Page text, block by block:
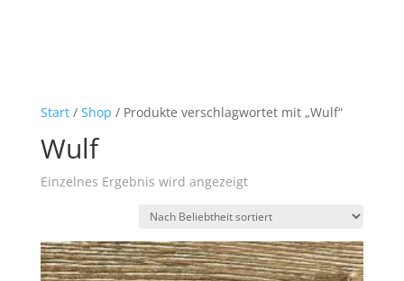
Start/ Shop / Produkte verschlagwortet mit „Wulf“
Wulf
Einzelnes Ergebnis wird angezeigt